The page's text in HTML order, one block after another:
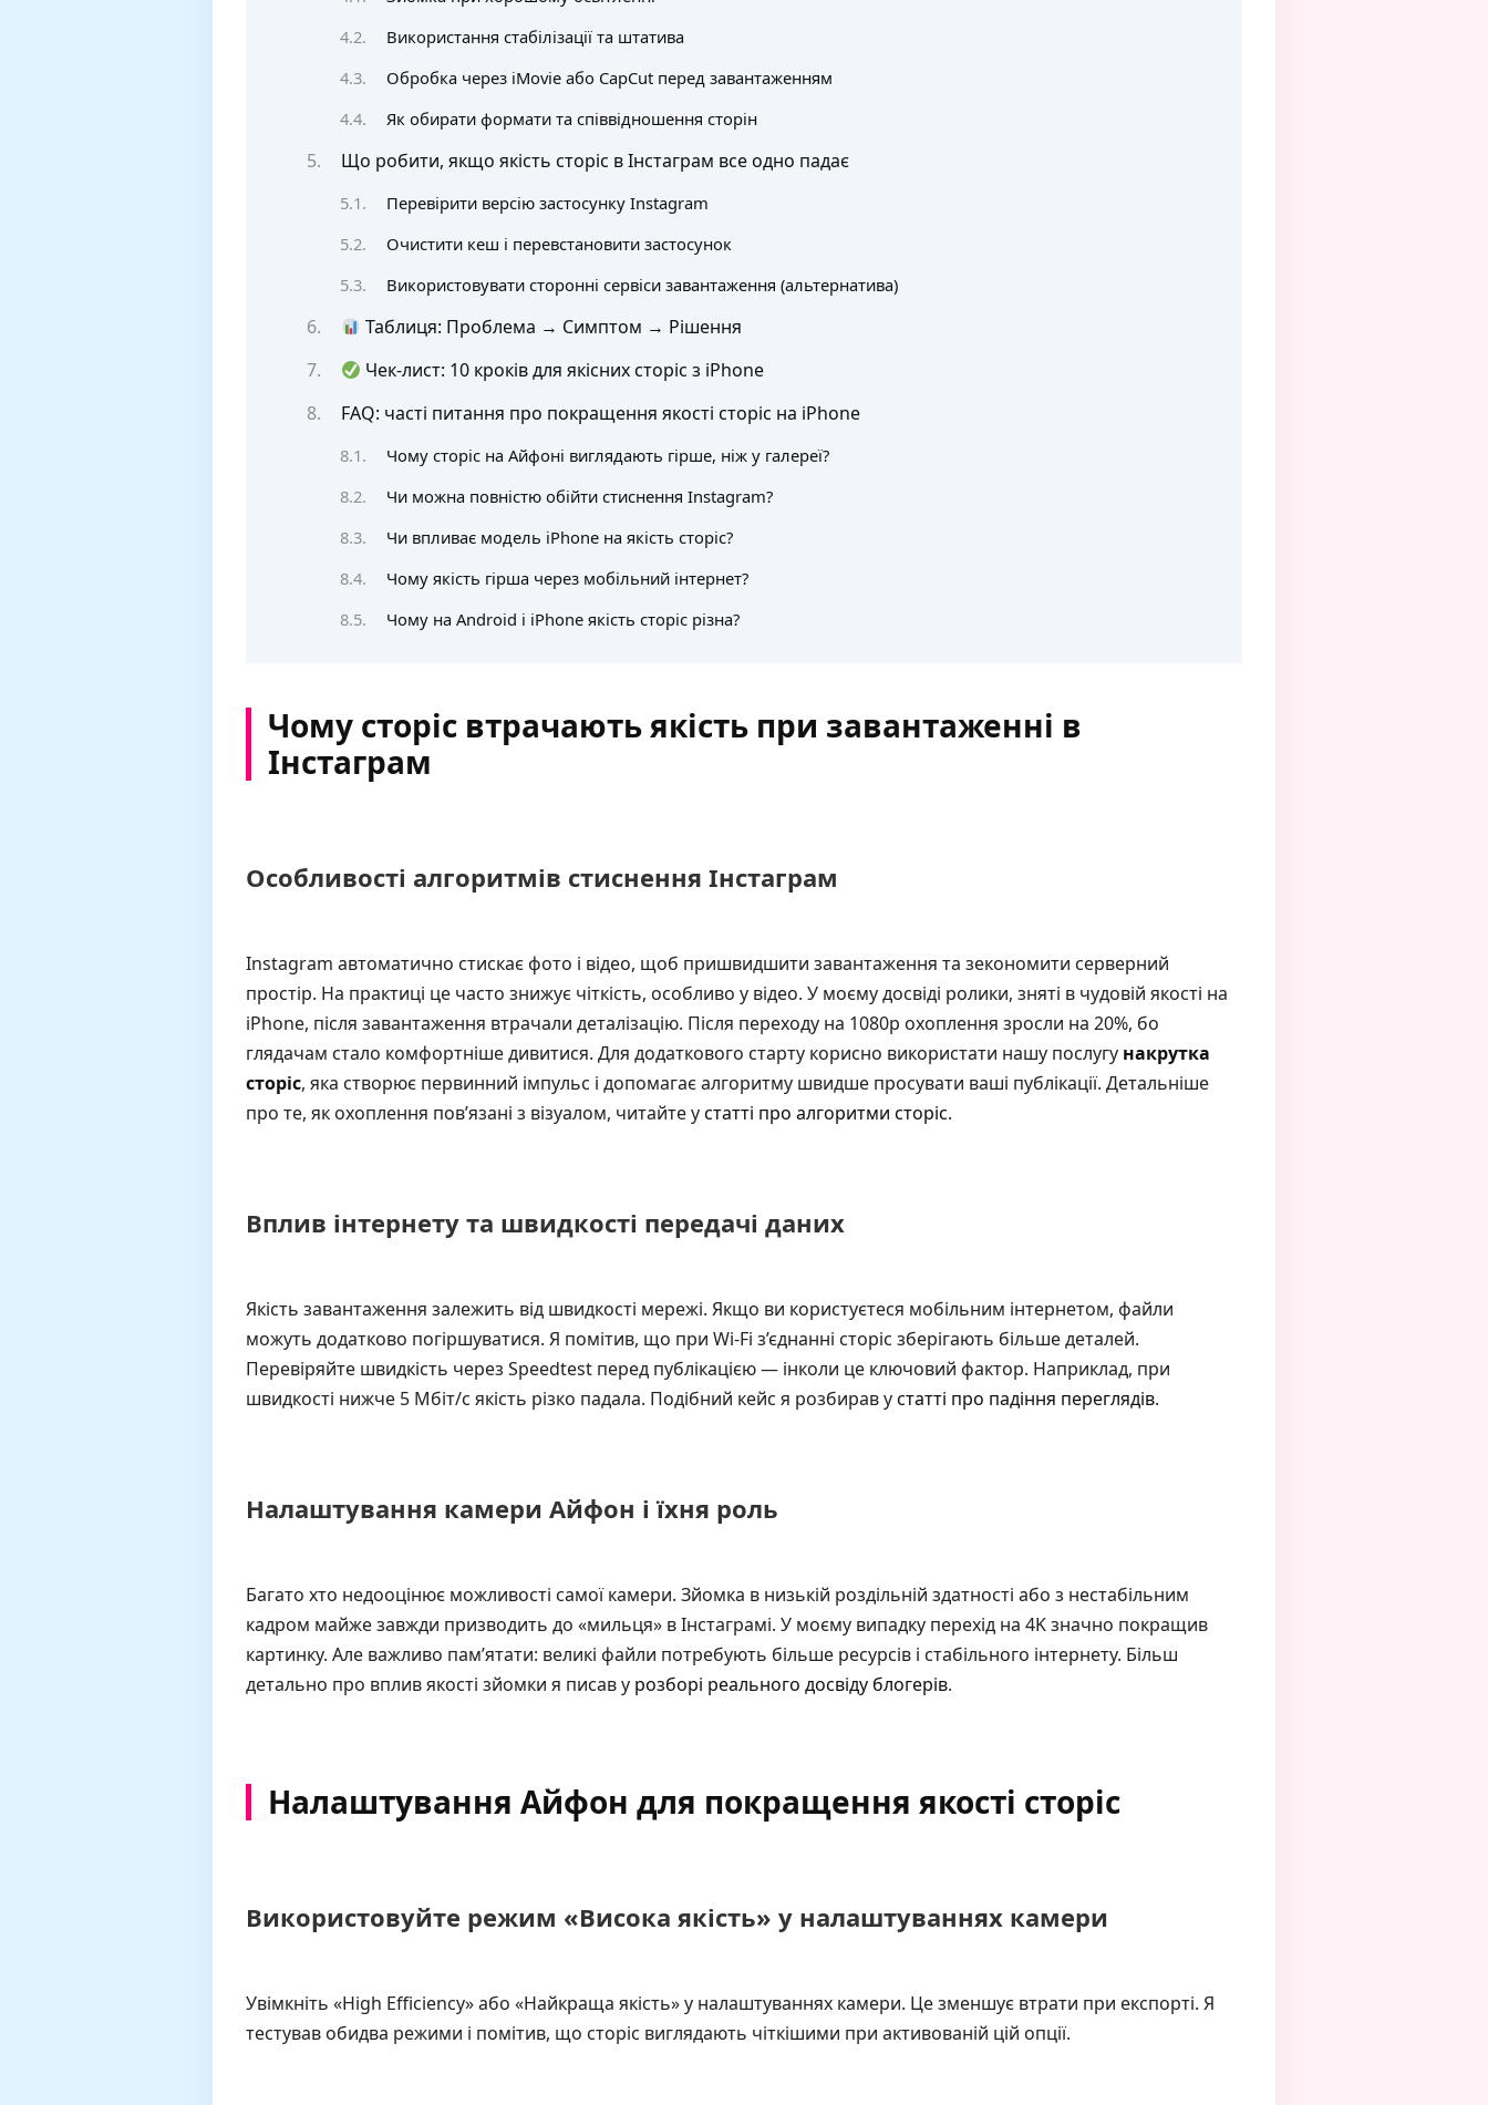
Використання стабілізації та штатива
Обробка через iMovie або CapCut перед завантаженням
Як обирати формати та співвідношення сторін
Що робити, якщо якість сторіс в Інстаграм все одно падає
Перевірити версію застосунку Instagram
Очистити кеш і перевстановити застосунок
Використовувати сторонні сервіси завантаження (альтернатива)
Таблиця: Проблема → Симптом → Рішення
Чек-лист: 10 кроків для якісних сторіс з iPhone
FAQ: часті питання про покращення якості сторіс на iPhone
Чому сторіс на Айфоні виглядають гірше, ніж у галереї?
Чи можна повністю обійти стиснення Instagram?
Чи впливає модель iPhone на якість сторіс?
Чому якість гірша через мобільний інтернет?
Чому на Android і iPhone якість сторіс різна?
Чому сторіс втрачають якість при завантаженні в
Інстаграм
Особливості алгоритмів стиснення Інстаграм
Instagram автоматично стискає фото і відео, щоб пришвидшити завантаження та зекономити серверний
простір. На практиці це часто знижує чіткість, особливо у відео. У моєму досвіді ролики, зняті в чудовій якості на
iPhone, після завантаження втрачали деталізацію. Після переходу на 1080p охоплення зросли на 20%, бо
глядачам стало комфортніше дивитися. Для додаткового старту корисно використати нашу послугу накрутка
сторіс, яка створює первинний імпульс і допомагає алгоритму швидше просувати ваші публікації. Детальніше
про те, як охоплення пов’язані з візуалом, читайте устатті про алгоритми сторіс.
Вплив інтернету та швидкості передачі даних
Якість завантаження залежить від швидкості мережі. Якщо ви користуєтеся мобільним інтернетом, файли
можуть додатково погіршуватися. Я помітив, що при Wi-Fi з’єднанні сторіс зберігають більше деталей.
Перевіряйте швидкість через Speedtest перед публікацією — інколи це ключовий фактор. Наприклад, при
швидкості нижче 5 Мбіт/с якість різко падала. Подібний кейс я розбирав устатті про падіння переглядів.
Налаштування камери Айфон і їхня роль
Багато хто недооцінює можливості самої камери. Зйомка в низькій роздільній здатності або з нестабільним
кадром майже завжди призводить до «мильця» в Інстаграмі. У моєму випадку перехід на 4K значно покращив
картинку. Але важливо пам’ятати: великі файли потребують більше ресурсів і стабільного інтернету. Більш
детально про вплив якості зйомки я писав у розборі реального досвіду блогерів.
Налаштування Айфон для покращення якості сторіс
Використовуйте режим «Висока якість» у налаштуваннях камери
Увімкніть «High Efficiency» або «Найкраща якість» у налаштуваннях камери. Це зменшує втрати при експорті. Я
тестував обидва режими і помітив, що сторіс виглядають чіткішими при активованій цій опції.